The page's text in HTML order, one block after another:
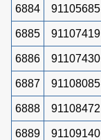
6884 91105685
6885 91107419
6886 91107430
6887 91108085
6888 91108472
6889 91109140